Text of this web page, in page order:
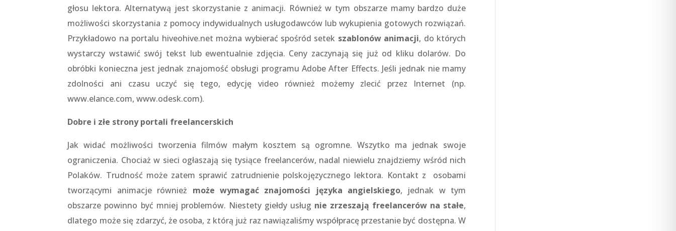
głosu lektora. Alternatywą jest skorzystanie z animacji. Również w tym obszarze mamy bardzo duże
możliwości skorzystania z pomocy indywidualnych usługodawców lub wykupienia gotowych rozwiązań.
Przykładowo na portalu hiveohive.net można wybierać spośród setek szablonów animacji, do których
wystarczy wstawić swój tekst lub ewentualnie zdjęcia. Ceny zaczynają się już od kliku dolarów. Do
obróbki konieczna jest jednak znajomość obsługi programu Adobe After Effects. Jeśli jednak nie mamy
zdolności ani czasu uczyć się tego, edycję video również możemy zlecić przez Internet (np.
www.elance.com, www.odesk.com).
Dobre i złe strony portali freelancerskich
Jak widać możliwości tworzenia filmów małym kosztem są ogromne. Wszytko ma jednak swoje
ograniczenia. Chociaż w sieci ogłaszają się tysiące freelancerów, nadal niewielu znajdziemy wśród nich
Polaków. Trudność może zatem sprawić zatrudnienie polskojęzycznego lektora. Kontakt z osobami
tworzącymi animacje również może wymagać znajomości języka angielskiego, jednak w tym
obszarze powinno być mniej problemów. Niestety giełdy usług nie zrzeszają freelancerów na stałe,
dlatego może się zdarzyć, że osoba, z którą już raz nawiązaliśmy współpracę przestanie być dostępna. W